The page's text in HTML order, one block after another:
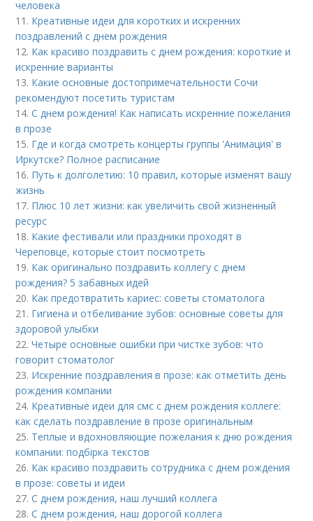
человека
11. Креативные идеи для коротких и искренних
поздравлений с днем рождения
12. Как красиво поздравить с днем рождения: короткие и
искренние варианты
13. Какие основные достопримечательности Сочи
рекомендуют посетить туристам
14.С днем рождения! Как написать искренние пожелания
в прозе
15. Где и когда смотреть концерты группы 'Анимация' в
Иркутске? Полное расписание
16. Путь к долголетию: 10 правил, которые изменят вашу
жизнь
17. Плюс 10 лет жизни: как увеличить свой жизненный
ресурс
18. Какие фестивали или праздники проходят в
Череповце, которые стоит посмотреть
19. Как оригинально поздравить коллегу с днем
рождения? 5 забавных идей
20. Как предотвратить кариес: советы стоматолога
21. Гигиена и отбеливание зубов: основные советы для
здоровой улыбки
22.Четыре основные ошибки при чистке зубов: что
говорит стоматолог
23. Искренние поздравления в прозе: как отметить день
рождения компании
24. Креативные идеи для смс с днем рождения коллеге:
как сделать поздравление в прозе оригинальным
25. Теплые и вдохновляющие пожелания к дню рождения
компании: подбірка текстов
26. Как красиво поздравить сотрудника с днем рождения
в прозе: советы и идеи
27.С днем рождения, наш лучший коллега
28.С днем рождения, наш дорогой коллега